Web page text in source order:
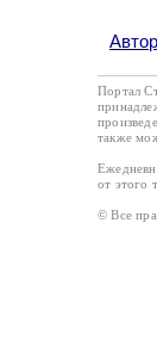
Портал
также
от этого
© Все